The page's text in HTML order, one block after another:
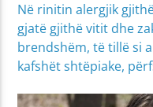
Në rinitin alergjik
gjatë gjithë vitit dhe
brendshëm, të tillë si
kafshët shtëpiake,